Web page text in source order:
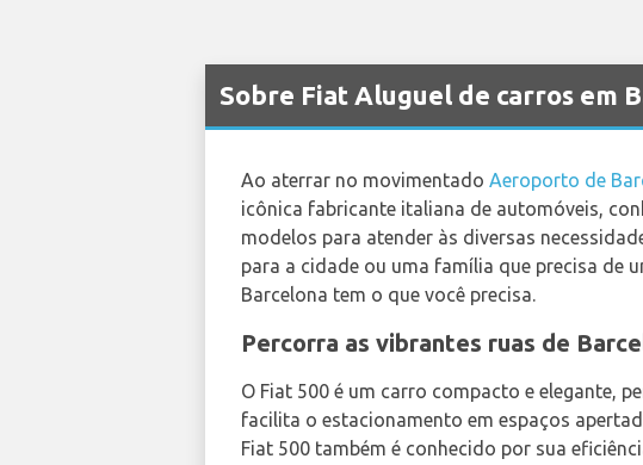
Sobre Fiat Aluguel de carros em
Ao aterrar no movimentado Aeroporto de
icônica fabricante italiana de automóveis,
modelos para atender às diversas
para a cidade ou uma família que precisa de
Barcelona tem o que você precisa.
Percorra as vibrantes ruas de
O Fiat 500 é um carro compacto e elegante,
facilita o estacionamento em espaços
Fiat 500 também é conhecido por sua